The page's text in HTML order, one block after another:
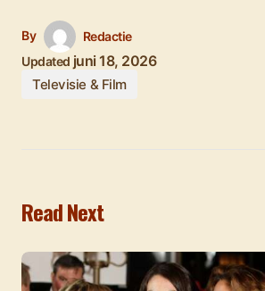
By
Redactie
Updated juni 18, 2026
Televisie & Film
Read Next